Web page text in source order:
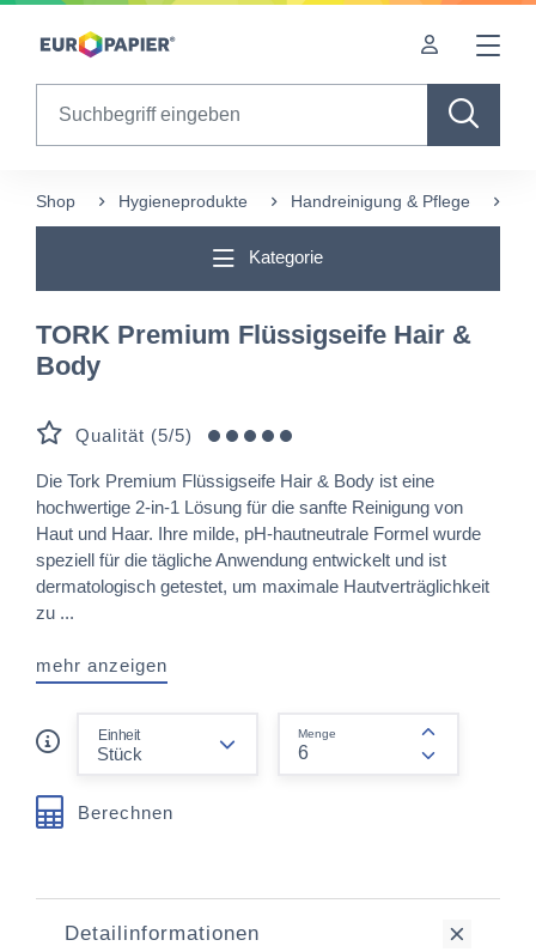
Table Of Content
Shop Hygieneprodukte Handreinigung & Pflege
Kategorie
TORK Premium Flüssigseife Hair &
Body
Qualität (5/5)
Die Tork Premium Flüssigseife Hair & Body ist eine
hochwertige 2-in-1 Lösung für die sanfte Reinigung von
Haut und Haar. Ihre milde, pH-hautneutrale Formel wurde
speziell für die tägliche Anwendung entwickelt und ist
dermatologisch getestet, um maximale Hautverträglichkeit
zu ...
mehr anzeigen
Einheit Menge
Berechnen
Detailinformationen